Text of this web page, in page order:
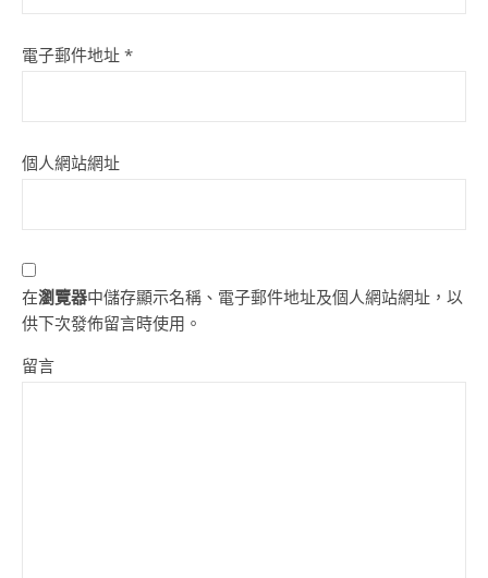
電子郵件地址 *
個人網站網址
在瀏覽器中儲存顯示名稱、電子郵件地址及個人網站網址，以
供下次發佈留言時使用。
留言